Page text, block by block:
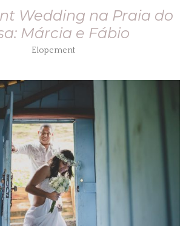
Wedding na Praia do
Márcia e Fábio
Elopement